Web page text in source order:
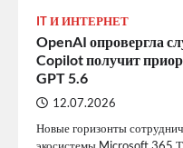
IT И ИНТЕРНЕТ
OpenAI опровергла
Copilot получит
GPT 5.6
12.07.2026
Новые горизонты